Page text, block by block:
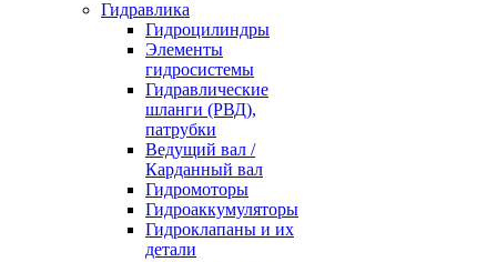
Гидравлика
Гидроцилиндры
Элементы
гидросистемы
Гидравлические
шланги (РВД),
патрубки
Ведущий вал /
Карданный вал
Гидромоторы
Гидроаккумуляторы
Гидроклапаны и их
детали